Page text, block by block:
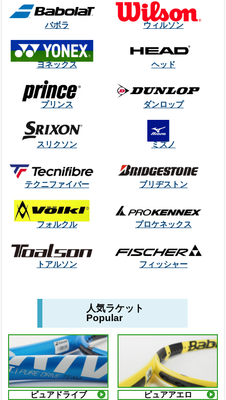
バボラ ウィルソン
ヨネックス ヘッド
プリンス ダンロップ
スリクソン ミズノ
テクニファイバー ブリヂストン
フォルクル プロケネックス
トアルソン フィッシャー
人気ラケット
Popular
ピュアドライブ ピュアアエロ